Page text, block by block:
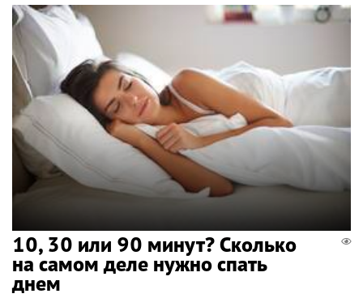
10, 30 или 90 минут? Сколько
на самом деле нужно спать
днем